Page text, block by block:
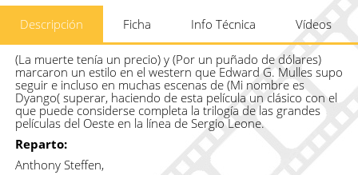
Descripción Ficha Info Técnica Vídeos
(La muerte tenía un precio) y (Por un puñado de dólares)
marcaron un estilo en el western que Edward G. Mulles supo
seguir e incluso en muchas escenas de (Mi nombre es
Dyango( superar, haciendo de esta película un clásico con el
que puede considerse completa la trilogía de las grandes
películas del Oeste en la línea de Sergio Leone.
Reparto:
Anthony Steffen,